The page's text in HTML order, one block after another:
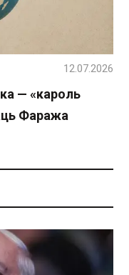
— «кароль
Фаража
12.07.2026